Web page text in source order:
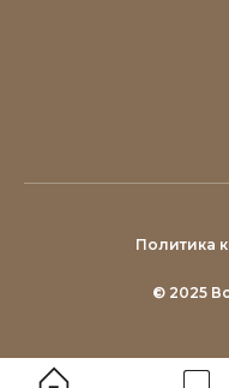
Политика
© 2025